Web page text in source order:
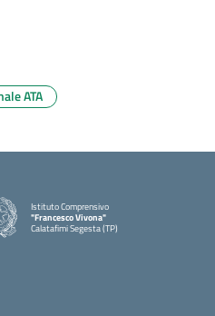
ATA
Istituto Comprensivo
"Francesco Vivona"
Calatafimi Segesta (TP)
— Visita la pagina iniziale della scuola